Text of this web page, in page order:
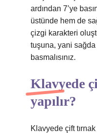
ardından 7’ye
üstünde hem de
çizgi karakteri
tuşuna, yani sağda
basmalısınız.
Klavyede
yapılır?
Klavyede çift